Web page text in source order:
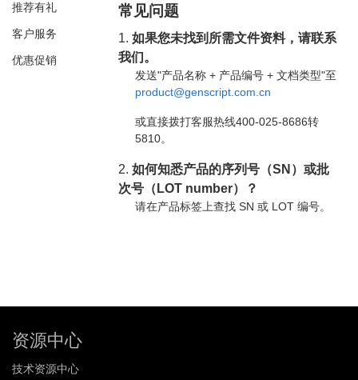
推荐有礼
客户服务
优惠促销
常见问题
1.如果您未找到所需文件资料，请联系
我们。
发送"产品名称 + 产品编号 + 文档类型"至
product@genscript.com.cn
或直接拨打客服热线400-025-8686转
5810。
2.如何知悉产品的序列号（SN）或批
次号（LOT number）？
请在产品标签上查找 SN 或 LOT 编号。
资源中心
技术资源中心